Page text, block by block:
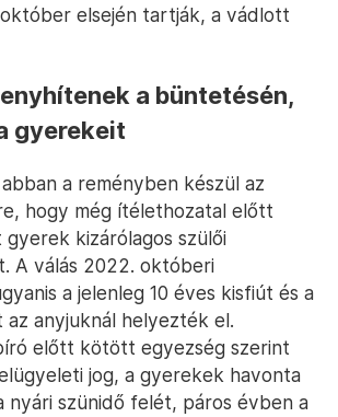
elsején tartják, a vádlott
a büntetésén,
gyerekeit
a reményben készül az
hogy még ítélethozatal előtt
gyerek kizárólagos szülői
A válás 2022. októberi
a jelenleg 10 éves kisfiút és a
az anyjuknál helyezték el.
előtt kötött egyezség szerint
jog, a gyerekek havonta
nyári szünidő felét, páros évben a